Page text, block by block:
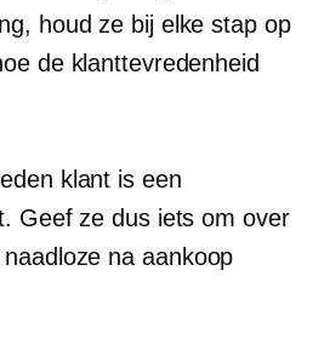
houd ze bij elke stap op
de klanttevredenheid
klant is een
Geef ze dus iets om over
na aankoop